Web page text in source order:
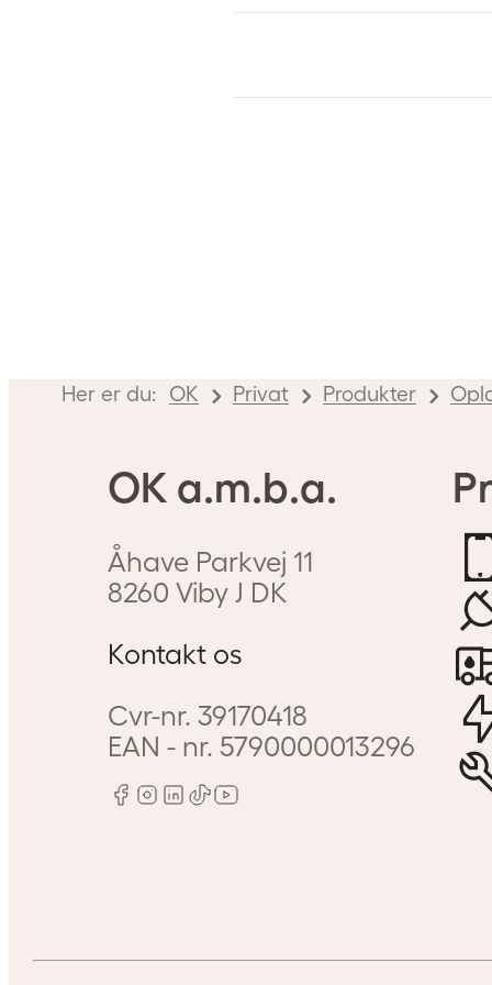
Kan
Her er du: OK Privat Produkter
OK a.m.b.a.
Åhave Parkvej 11
8260 Viby J DK
Kontakt os
Cvr-nr. 39170418
EAN - nr. 5790000013296